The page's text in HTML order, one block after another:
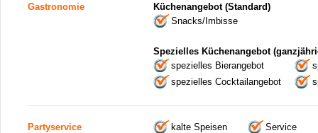
Gastronomie
Küchenangebot (Standard)
Snacks/Imbisse
Spezielles Küchenangebot
spezielles Bierangebot
spezielles Cocktailangebot
Partyservice kalte Speisen
Service